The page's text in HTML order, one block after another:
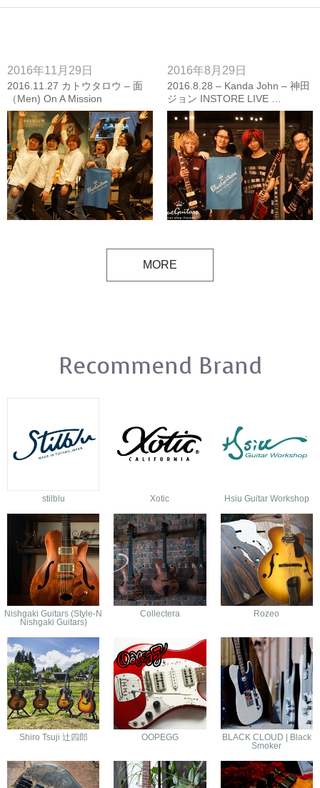
2016年11月29日
2016.11.27 カトウタロウ – 面
（Men) On A Mission
LIVE【PHOTO &VIDEO
REPORT】
2016年8月29日
2016.8.28 – Kanda John – 神田
ジョン INSTORE LIVE …
featuring “g7 Special”【フォト
レポート】
MORE
Recommend Brand
stilblu Xotic Hsiu Guitar Workshop
Nishgaki Guitars (Style-N
Nishgaki Guitars)
Collectera Rozeo
Shiro Tsuji 辻四郎 OOPEGG
BLACK CLOUD | Black
Smoker